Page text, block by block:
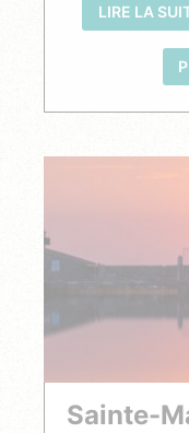
LIRE LA
Sainte-